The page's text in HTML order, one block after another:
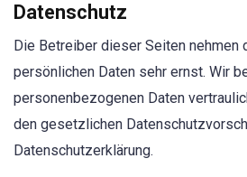
Datenschutz
Die Betreiber dieser Seiten nehmen
persönlichen Daten sehr ernst. Wir
personenbezogenen Daten
den gesetzlichen
Datenschutzerklärung.